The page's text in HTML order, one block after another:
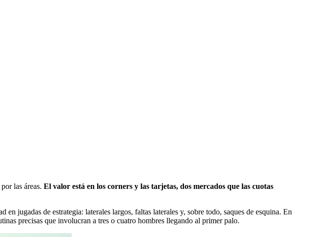
las áreas. El valor está en los corners y las tarjetas, dos mercados que las cuotas
jugadas de estrategia: laterales largos, faltas laterales y, sobre todo, saques de esquina. En
precisas que involucran a tres o cuatro hombres llegando al primer palo.